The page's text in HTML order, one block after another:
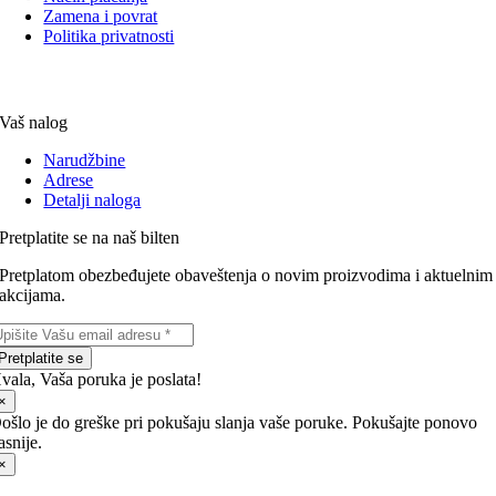
Zamena i povrat
Politika privatnosti
Vaš nalog
Narudžbine
Adrese
Detalji naloga
Pretplatite se na naš bilten
Pretplatom obezbeđujete obaveštenja o novim proizvodima i aktuelnim
akcijama.
se
Vaša poruka je poslata!
je do greške pri pokušaju slanja vaše poruke. Pokušajte ponovo